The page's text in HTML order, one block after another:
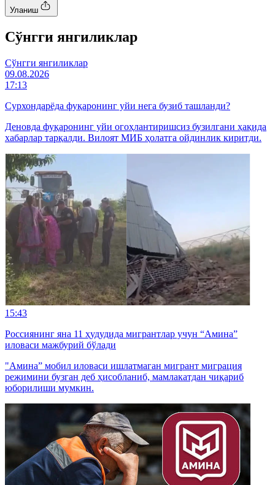
Уланиш
Cўнгги янгиликлар
Cўнгги янгиликлар
09.08.2026
17:13
Сурхондарёда фуқаронинг уйи нега бузиб ташланди?
Деновда фуқаронинг уйи огоҳлантиришсиз бузилгани ҳақида
хабарлар тарқалди. Вилоят МИБ ҳолатга ойдинлик киритди.
15:43
Россиянинг яна 11 ҳудудида мигрантлар учун “Амина”
иловаси мажбурий бўлади
"Амина” мобил иловаси ишлатмаган мигрант миграция
режимини бузган деб ҳисобланиб, мамлакатдан чиқариб
юборилиши мумкин.